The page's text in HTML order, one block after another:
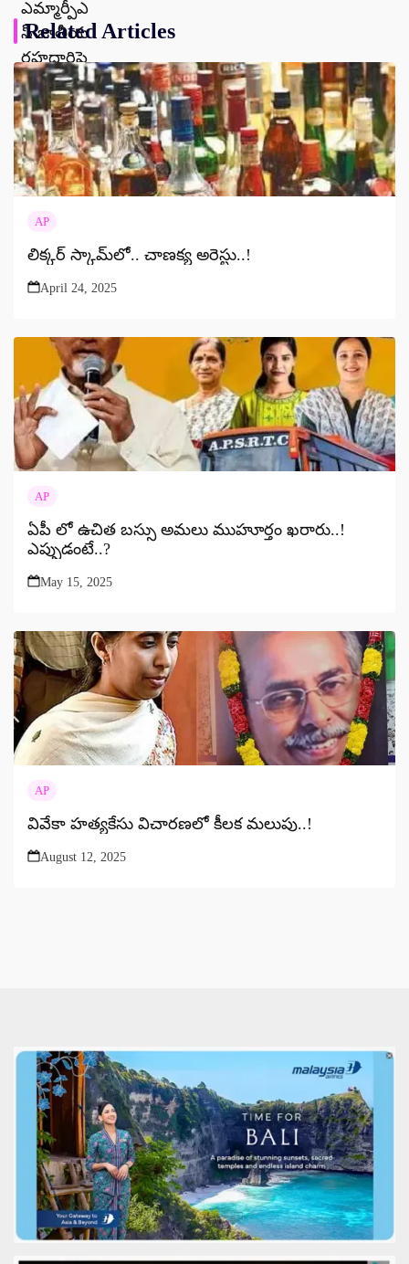
Related Articles
AP
లిక్కర్‌ స్కామ్‌‌లో.. చాణక్య అరెస్టు..!
April 24, 2025
AP
ఏపీ లో ఉచిత బస్సు అమలు ముహూర్తం ఖరారు..!
ఎప్పుడంటే..?
May 15, 2025
AP
వివేకా హత్యకేసు విచారణలో కీలక మలుపు..!
August 12, 2025